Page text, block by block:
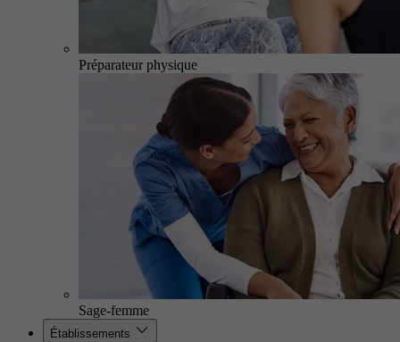
Préparateur physique
Sage-femme
Établissements